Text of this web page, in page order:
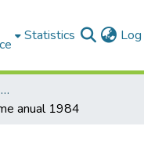
Statistics
4.- Estación Experimental Litoral Sur
anual 1984